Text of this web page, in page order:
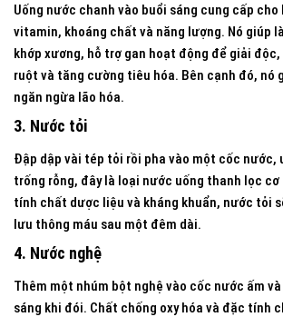
Uống nước chanh vào buổi sáng cung cấp cho
vitamin, khoáng chất và năng lượng. Nó giúp
khớp xương, hỗ trợ gan hoạt động để giải
ruột và tăng cường tiêu hóa. Bên cạnh đó, nó
ngăn ngừa lão hóa.
3. Nước tỏi
Đập dập vài tép tỏi rồi pha vào một cốc nước,
trống rỗng, đây là loại nước uống thanh lọc
tính chất dược liệu và kháng khuẩn, nước tỏi
lưu thông máu sau một đêm dài.
4. Nước nghệ
Thêm một nhúm bột nghệ vào cốc nước ấm
sáng khi đói. Chất chống oxy hóa và đặc tính